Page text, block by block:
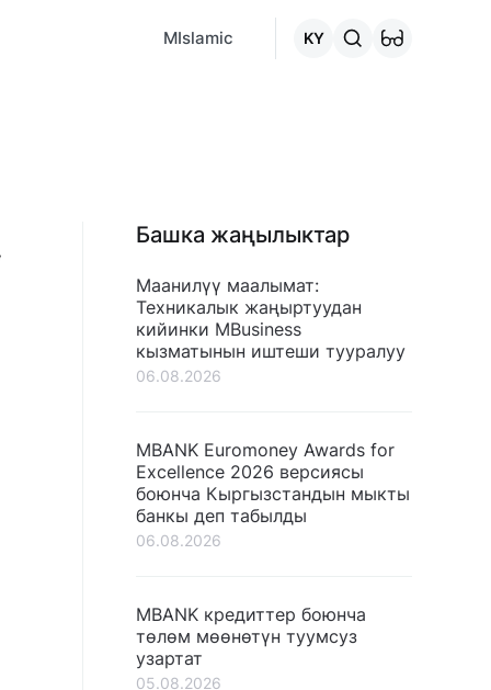
MIslamic KY
Башка жаңылыктар
Маанилүү маалымат:
Техникалык жаңыртуудан
кийинки MBusiness
кызматынын иштеши тууралуу
06.08.2026
MBANK Euromoney Awards for
Excellence 2026 версиясы
боюнча Кыргызстандын мыкты
банкы деп табылды
06.08.2026
MBANK кредиттер боюнча
төлөм мөөнөтүн туумсуз
узартат
05.08.2026